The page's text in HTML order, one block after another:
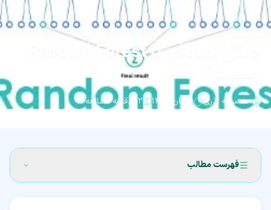
جنگل تصادفی یا Random Forest
معصومه آذری ۴ آبان ۱۴۰۴ ۱۲ دقیقه مطالعه
فهرست مطالب